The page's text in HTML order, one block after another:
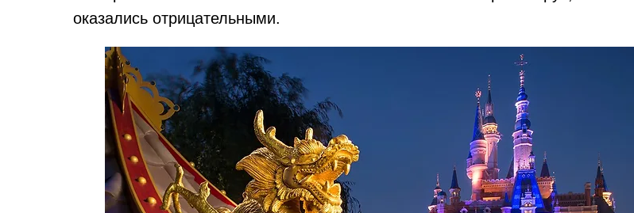
оказались отрицательными.